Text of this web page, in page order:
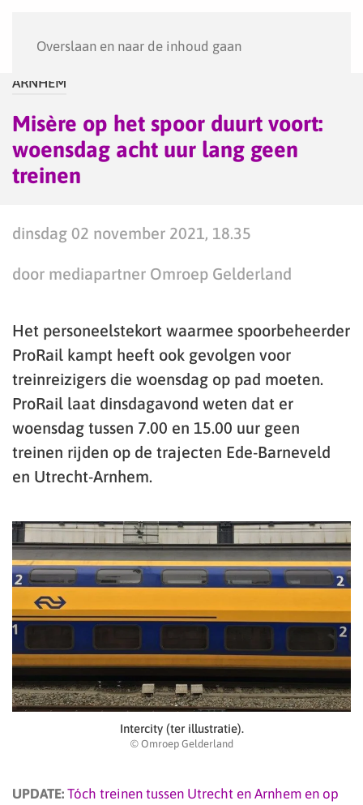
Overslaan en naar de inhoud gaan
ARNHEM
Misère op het spoor duurt voort:
woensdag acht uur lang geen
treinen
dinsdag 02 november 2021, 18.35
door mediapartner Omroep Gelderland
Het personeelstekort waarmee spoorbeheerder
ProRail kampt heeft ook gevolgen voor
treinreizigers die woensdag op pad moeten.
ProRail laat dinsdagavond weten dat er
woensdag tussen 7.00 en 15.00 uur geen
treinen rijden op de trajecten Ede-Barneveld
en Utrecht-Arnhem.
Intercity (ter illustratie).
© Omroep Gelderland
UPDATE: Tóch treinen tussen Utrecht en Arnhem en op